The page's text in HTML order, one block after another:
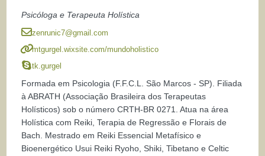
Psicóloga e Terapeuta Holística
zenrunic7@gmail.com
mtgurgel.wixsite.com/mundoholistico
tk.gurgel
Formada em Psicologia (F.F.C.L. São Marcos - SP). Filiada
à ABRATH (Associação Brasileira dos Terapeutas
Holísticos) sob o número CRTH-BR 0271. Atua na área
Holística com Reiki, Terapia de Regressão e Florais de
Bach. Mestrado em Reiki Essencial Metafísico e
Bioenergético Usui Reiki Ryoho, Shiki, Tibetano e Celtic